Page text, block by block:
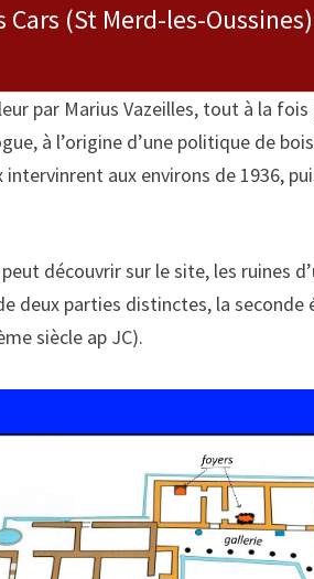
Cars (St Merd-les-Oussines)
par Marius Vazeilles, tout à la
à l’origine d’une politique de
intervinrent aux environs de 1936,
découvrir sur le site, les ruines
deux parties distinctes, la
siècle ap JC).